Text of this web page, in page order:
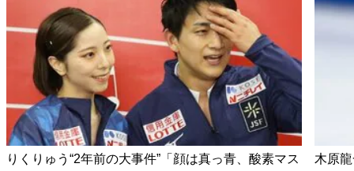
りくりゅう“2年前の大事件”「顔は真っ青、酸素マス
木原